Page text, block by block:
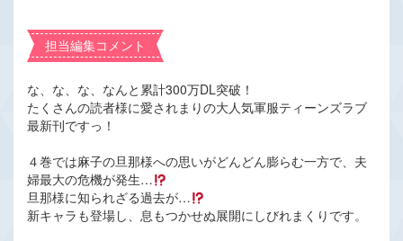
担当編集コメント
な、な、な、なんと累計300万DL突破！
たくさんの読者様に愛されまりの大人気軍服ティーンズラブ
最新刊ですっ！
４巻では麻子の旦那様への思いがどんどん膨らむ一方で、夫
婦最大の危機が発生…
旦那様に知られざる過去が…
新キャラも登場し、息もつかせぬ展開にしびれまくりです。